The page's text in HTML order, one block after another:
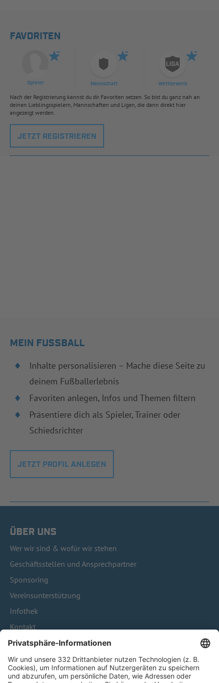
FAVORITEN
Spieler Mannschaft Wettbewerb
Nach der Registrierung kannst du dir Favoriten setzen. So bist du ganz nah an
deinen Lieblingsspielern, Mannschaften und Ligen, die dann direkt hier
angezeigt werden.
JETZT REGISTRIEREN
MEIN FUSSBALL
Inhalte personalisieren – Mache diese Seite zu
deinem Fußballerlebnis
Favoriten anlegen, Infos und Themen filtern
Präsentiere dich als Spieler, Trainer oder
Schiedsrichter
JETZT PROFIL ANLEGEN
ÜBER UNS
Wer wir sind & wofür wir stehen
Geschäftsstellen und Ansprechpartner
Sponsoring
Vereinsunterstützung
Infothek
Kontakt
HÄUFIG BESUCHTE SEITEN
Pässe und Vereinswechsel